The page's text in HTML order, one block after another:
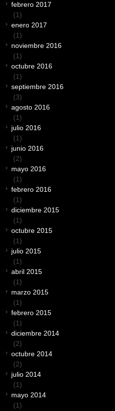
febrero 2017
(1)
enero 2017
(1)
noviembre 2016
(1)
octubre 2016
(1)
septiembre 2016
(3)
agosto 2016
(1)
julio 2016
(1)
junio 2016
(2)
mayo 2016
(1)
febrero 2016
(1)
diciembre 2015
(1)
octubre 2015
(1)
julio 2015
(1)
abril 2015
(1)
marzo 2015
(1)
febrero 2015
(1)
diciembre 2014
(2)
octubre 2014
(2)
julio 2014
(1)
mayo 2014
(1)